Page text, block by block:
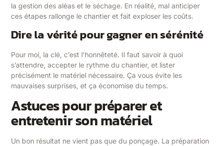
la gestion des aléas et le séchage. En réalité, mal anticiper
ces étapes rallonge le chantier et fait exploser les coûts.
Dire la vérité pour gagner en sérénité
Pour moi, la clé, c’est l’honnêteté. Il faut savoir à quoi
s’attendre, accepter le rythme du chantier, et lister
précisément le matériel nécessaire. Ça vous évite les
mauvaises surprises, et ça économise du temps.
Astuces pour préparer et
entretenir son matériel
Un bon résultat ne vient pas que du ponçage. La préparation